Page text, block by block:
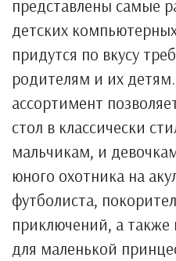
представлены самые
детских
придутся по вкусу
родителям и их
ассортимент
стол в классически
мальчикам, и
юного охотника на
футболиста,
приключений, а также
для маленькой